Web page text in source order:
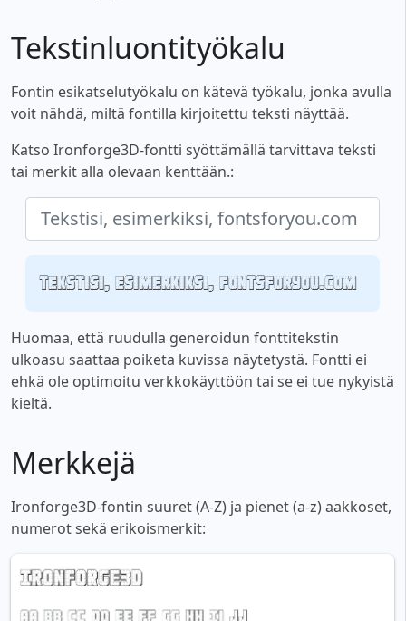
Tekstinluontityökalu
Fontin esikatselutyökalu on kätevä työkalu, jonka avulla
voit nähdä, miltä fontilla kirjoitettu teksti näyttää.
Katso Ironforge3D-fontti syöttämällä tarvittava teksti
tai merkit alla olevaan kenttään.:
Tekstisi, esimerkiksi, fontsforyou.com
Huomaa, että ruudulla generoidun fonttitekstin
ulkoasu saattaa poiketa kuvissa näytetystä. Fontti ei
ehkä ole optimoitu verkkokäyttöön tai se ei tue nykyistä
kieltä.
Merkkejä
Ironforge3D-fontin suuret (A-Z) ja pienet (a-z) aakkoset,
numerot sekä erikoismerkit: